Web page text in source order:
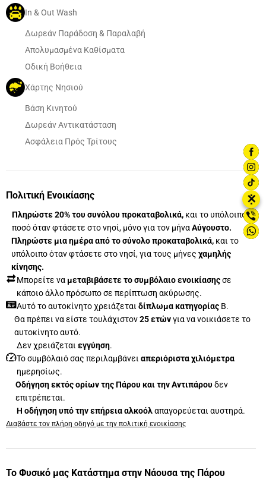
In & Out Wash
Δωρεάν Παράδοση & Παραλαβή
Απολυμασμένα Καθίσματα
Οδική Βοήθεια
Χάρτης Νησιού
Βάση Κινητού
Δωρεάν Αντικατάσταση
Ασφάλεια Πρός Τρίτους
Πολιτική Ενοικίασης
Πληρώστε 20% του συνόλου προκαταβολικά, και το υπόλοιπο
ποσό όταν φτάσετε στο νησί, μόνο για τον μήναΑύγουστο.
Πληρώστε μια ημέρα από το σύνολο προκαταβολικά, και το
υπόλοιπο όταν φτάσετε στο νησί, για τους μήνεςχαμηλής
κίνησης.
Μπορείτε να μεταβιβάσετε το συμβόλαιο ενοικίασηςσε
κάποιο άλλο πρόσωπο σε περίπτωση ακύρωσης.
Αυτό το αυτοκίνητο χρειάζεται δίπλωμα κατηγορίας Β.
Θα πρέπει να είστε τουλάχιστον25 ετώνγια να νοικιάσετε το
αυτοκίνητο αυτό.
Δεν χρειάζεται εγγύηση.
Το συμβόλαιό σας περιλαμβάνει απεριόριστα χιλιόμετρα
ημερησίως.
Οδήγηση εκτός ορίων της Πάρου και την Αντιπάρουδεν
επιτρέπεται.
Η οδήγηση υπό την επήρεια αλκοόλαπαγορεύεται αυστηρά.
Διαβάστε τον πλήρη οδηγό με την πολιτική ενοικίασης
Το Φυσικό μας Κατάστημα στην Νάουσα της Πάρου
⋮
✕